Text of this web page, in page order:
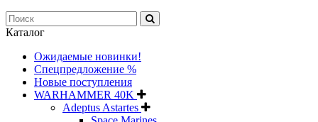
Каталог
Ожидаемые новинки!
Спецпредложение %
Новые поступления
WARHAMMER 40K
Adeptus Astartes